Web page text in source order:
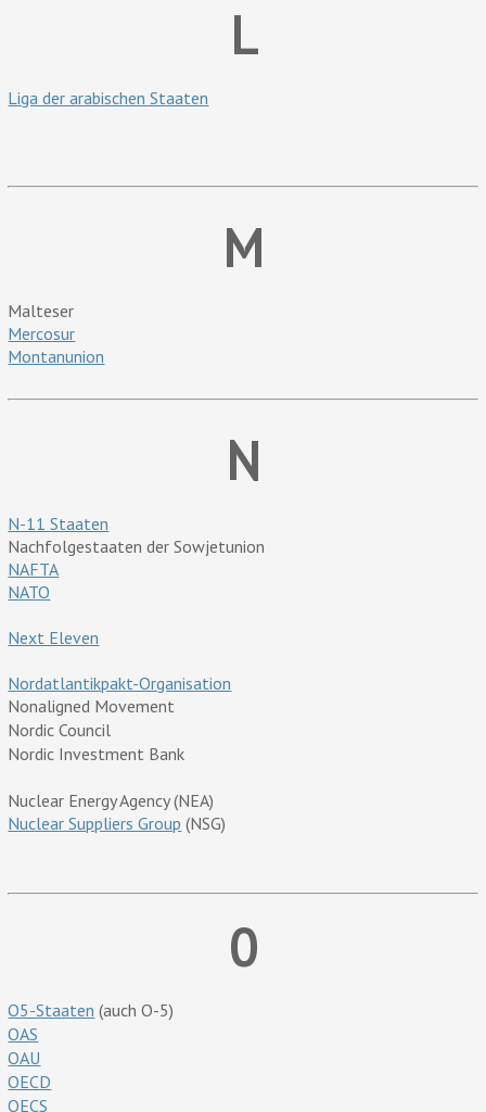
L
Liga der arabischen Staaten
M
Malteser
Mercosur
Montanunion
N
N-11 Staaten
Nachfolgestaaten der Sowjetunion
NAFTA
NATO
Next Eleven
Nordatlantikpakt-Organisation
Nonaligned Movement
Nordic Council
Nordic Investment Bank
Nuclear Energy Agency (NEA)
Nuclear Suppliers Group (NSG)
0
O5-Staaten (auch O-5)
OAS
OAU
OECD
OECS